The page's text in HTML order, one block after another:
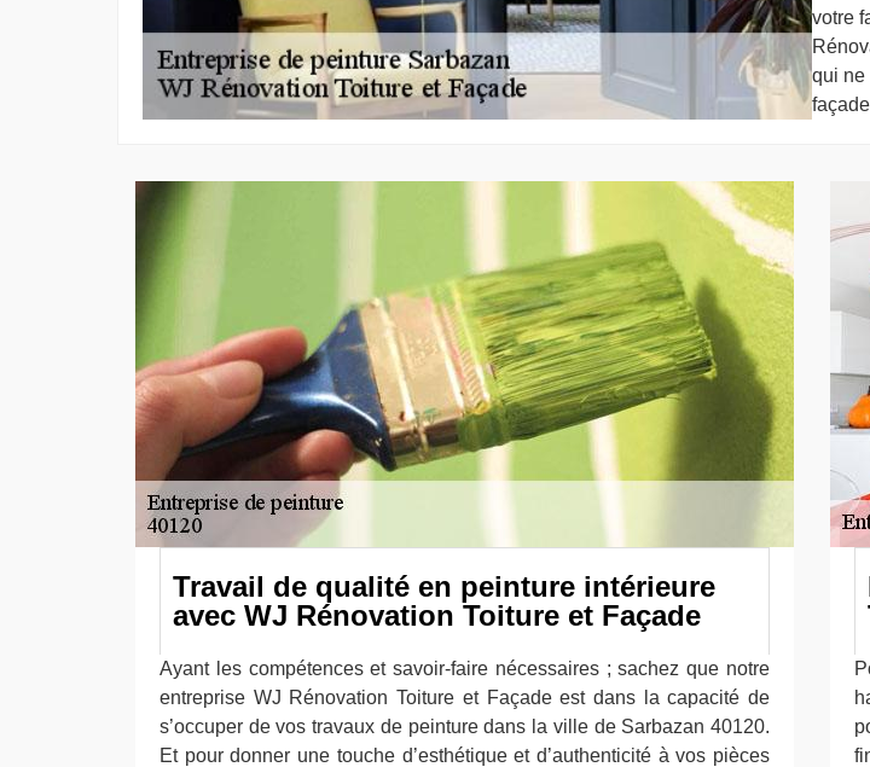
votre
qui ne
Travail de qualité en peinture intérieure
avec WJ Rénovation Toiture et Façade
Ayant les compétences et savoir-faire nécessaires ; sachez que notre
entreprise WJ Rénovation Toiture et Façade est dans la capacité de
s’occuper de vos travaux de peinture dans la ville de Sarbazan 40120.
Et pour donner une touche d’esthétique et d’authenticité à vos pièces